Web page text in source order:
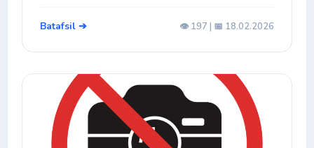
Batafsil ➔ 👁️ 197 | 📅 18.02.2026